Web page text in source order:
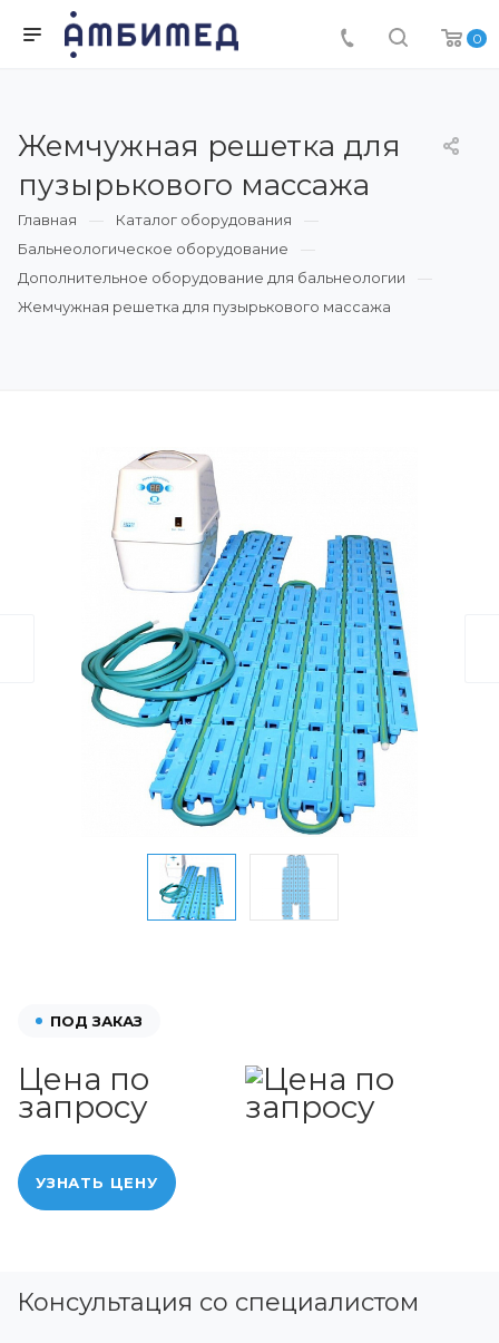
0
Жемчужная решетка для
пузырькового массажа
Главная
Каталог оборудования
Бальнеологическое оборудование
Дополнительное оборудование для бальнеологии
Жемчужная решетка для пузырькового массажа
ПОД ЗАКАЗ
Цена по
запросу
УЗНАТЬ ЦЕНУ
Консультация со специалистом